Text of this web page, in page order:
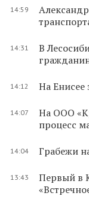
14:59
14:31
В
14:12 На
14:07
На ООО
процесс
14:04 Грабежи
13:43
Первый в